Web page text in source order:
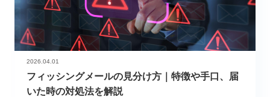
2026.04.01
フィッシングメールの見分け方｜特徴や手口、届
いた時の対処法を解説